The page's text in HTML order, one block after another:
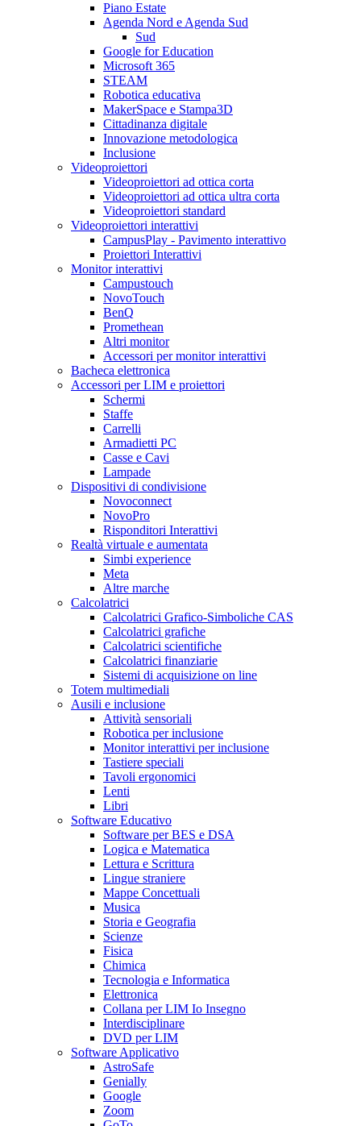
Piano Estate
Agenda Nord e Agenda Sud
Sud
Google for Education
Microsoft 365
STEAM
Robotica educativa
MakerSpace e Stampa3D
Cittadinanza digitale
Innovazione metodologica
Inclusione
Videoproiettori
Videoproiettori ad ottica corta
Videoproiettori ad ottica ultra corta
Videoproiettori standard
Videoproiettori interattivi
CampusPlay - Pavimento interattivo
Proiettori Interattivi
Monitor interattivi
Campustouch
NovoTouch
BenQ
Promethean
Altri monitor
Accessori per monitor interattivi
Bacheca elettronica
Accessori per LIM e proiettori
Schermi
Staffe
Carrelli
Armadietti PC
Casse e Cavi
Lampade
Dispositivi di condivisione
Novoconnect
NovoPro
Risponditori Interattivi
Realtà virtuale e aumentata
Simbi experience
Meta
Altre marche
Calcolatrici
Calcolatrici Grafico-Simboliche CAS
Calcolatrici grafiche
Calcolatrici scientifiche
Calcolatrici finanziarie
Sistemi di acquisizione on line
Totem multimediali
Ausili e inclusione
Attività sensoriali
Robotica per inclusione
Monitor interattivi per inclusione
Tastiere speciali
Tavoli ergonomici
Lenti
Libri
Software Educativo
Software per BES e DSA
Logica e Matematica
Lettura e Scrittura
Lingue straniere
Mappe Concettuali
Musica
Storia e Geografia
Scienze
Fisica
Chimica
Tecnologia e Informatica
Elettronica
Collana per LIM Io Insegno
Interdisciplinare
DVD per LIM
Software Applicativo
AstroSafe
Genially
Google
Zoom